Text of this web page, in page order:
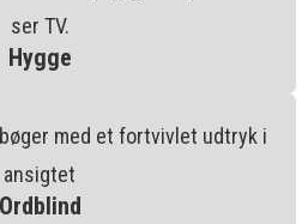
Hygge
Ordblind